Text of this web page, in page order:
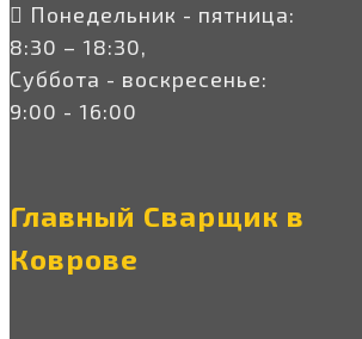
Понедельник - пятница:
8:30 – 18:30,
Суббота - воскресенье:
9:00 - 16:00
Главный Сварщик в
Коврове